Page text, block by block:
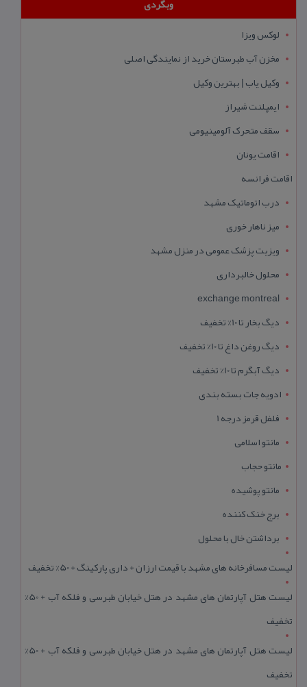
لوکس ویزا
مخزن آب طبرستان خرید از نمایندگی اصلی
وکیل یاب | بهترین وکیل
ایمپلنت شیراز
سقف متحرک آلومینیومی
اقامت یونان
اقامت فرانسه
درب اتوماتیک مشهد
میز ناهار خوری
ویزیت پزشک عمومی در منزل مشهد
محلول خالبرداری
exchange montreal
دیگ بخار تا 10% تخفیف
دیگ روغن داغ تا 10% تخفیف
دیگ آبگرم تا 10% تخفیف
ادویه جات بسته بندی
فلفل قرمز درجه 1
مانتو اسلامی
مانتو حجاب
مانتو پوشیده
برج خنک کننده
برداشتن خال با محلول
لیست مسافرخانه های مشهد با قیمت ارزان + داری پارکینگ + 50% تخفیف
لیست هتل آپارتمان های مشهد در هتل خیابان طبرسی و فلکه آب + 50%
تخفیف
لیست هتل آپارتمان های مشهد در هتل خیابان طبرسی و فلکه آب + 50%
تخفیف